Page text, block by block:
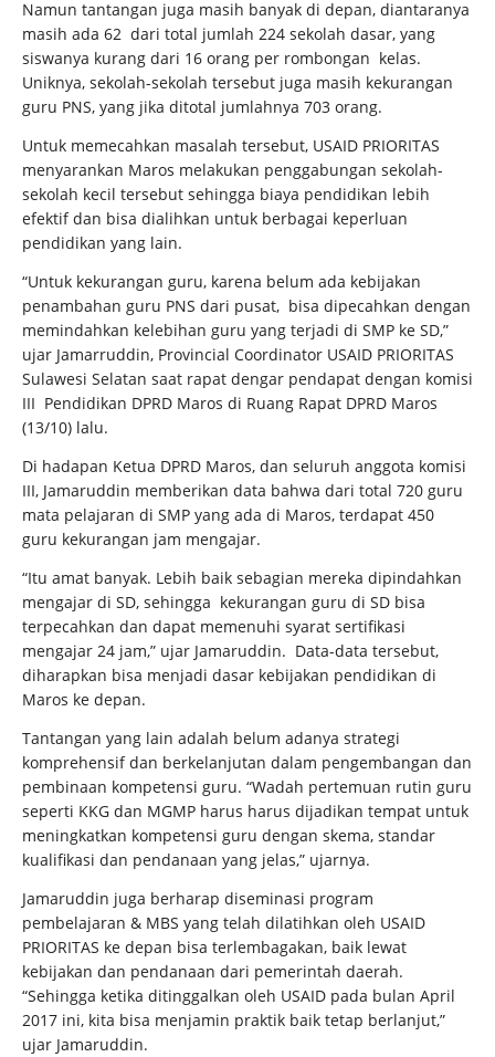
Namun tantangan juga masih banyak di depan, diantaranya
masih ada 62 dari total jumlah 224 sekolah dasar, yang
siswanya kurang dari 16 orang per rombongan kelas.
Uniknya, sekolah-sekolah tersebut juga masih kekurangan
guru PNS, yang jika ditotal jumlahnya 703 orang.
Untuk memecahkan masalah tersebut, USAID PRIORITAS
menyarankan Maros melakukan penggabungan sekolah-
sekolah kecil tersebut sehingga biaya pendidikan lebih
efektif dan bisa dialihkan untuk berbagai keperluan
pendidikan yang lain.
“Untuk kekurangan guru, karena belum ada kebijakan
penambahan guru PNS dari pusat, bisa dipecahkan dengan
memindahkan kelebihan guru yang terjadi di SMP ke SD,”
ujar Jamarruddin, Provincial Coordinator USAID PRIORITAS
Sulawesi Selatan saat rapat dengar pendapat dengan komisi
III Pendidikan DPRD Maros di Ruang Rapat DPRD Maros
(13/10) lalu.
Di hadapan Ketua DPRD Maros, dan seluruh anggota komisi
III, Jamaruddin memberikan data bahwa dari total 720 guru
mata pelajaran di SMP yang ada di Maros, terdapat 450
guru kekurangan jam mengajar.
“Itu amat banyak. Lebih baik sebagian mereka dipindahkan
mengajar di SD, sehingga kekurangan guru di SD bisa
terpecahkan dan dapat memenuhi syarat sertifikasi
mengajar 24 jam,” ujar Jamaruddin. Data-data tersebut,
diharapkan bisa menjadi dasar kebijakan pendidikan di
Maros ke depan.
Tantangan yang lain adalah belum adanya strategi
komprehensif dan berkelanjutan dalam pengembangan dan
pembinaan kompetensi guru. “Wadah pertemuan rutin guru
seperti KKG dan MGMP harus harus dijadikan tempat untuk
meningkatkan kompetensi guru dengan skema, standar
kualifikasi dan pendanaan yang jelas,” ujarnya.
Jamaruddin juga berharap diseminasi program
pembelajaran & MBS yang telah dilatihkan oleh USAID
PRIORITAS ke depan bisa terlembagakan, baik lewat
kebijakan dan pendanaan dari pemerintah daerah.
“Sehingga ketika ditinggalkan oleh USAID pada bulan April
2017 ini, kita bisa menjamin praktik baik tetap berlanjut,”
ujar Jamaruddin.